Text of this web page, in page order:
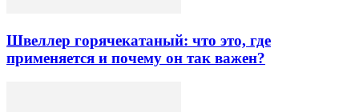
Швеллер горячекатаный: что это, где
применяется и почему он так важен?